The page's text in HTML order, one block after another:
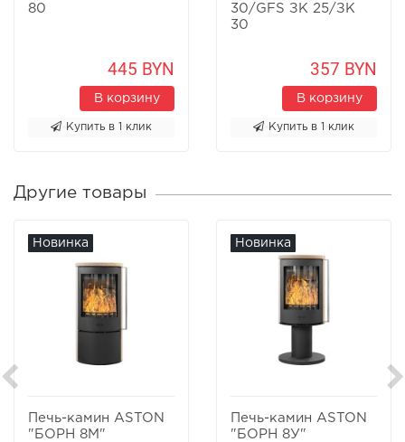
80
445 BYN
В корзину
Купить в 1 клик
30/GFS ЗК 25/ЗК
30
357 BYN
В корзину
Купить в 1 клик
Другие товары
Новинка
Печь-камин ASTON
"БОРН 8М"
Новинка
Печь-камин ASTON
"БОРН 8У"